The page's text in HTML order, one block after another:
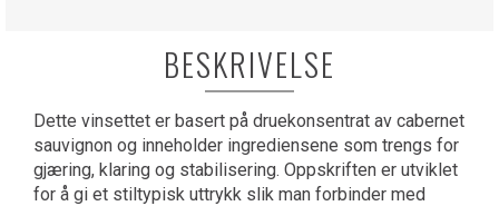
BESKRIVELSE
Dette vinsettet er basert på druekonsentrat av cabernet
sauvignon og inneholder ingrediensene som trengs for
gjæring, klaring og stabilisering. Oppskriften er utviklet
for å gi et stiltypisk uttrykk slik man forbinder med